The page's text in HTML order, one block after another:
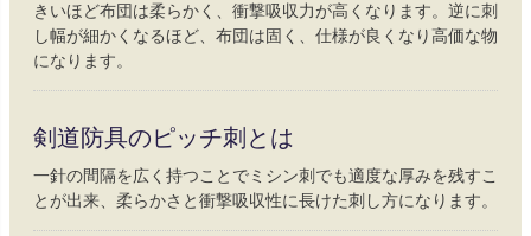
きいほど布団は柔らかく、衝撃吸収力が高くなります。逆に刺
し幅が細かくなるほど、布団は固く、仕様が良くなり高価な物
になります。
剣道防具のピッチ刺とは
一針の間隔を広く持つことでミシン刺でも適度な厚みを残すこ
とが出来、柔らかさと衝撃吸収性に長けた刺し方になります。